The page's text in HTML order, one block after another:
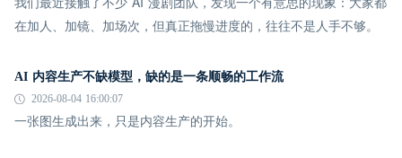
在加人、加镜、加场次，但真正拖慢进度的，往往不是人手不够。
AI 内容生产不缺模型，缺的是一条顺畅的工作流
2026-08-04 16:00:07
一张图生成出来，只是内容生产的开始。